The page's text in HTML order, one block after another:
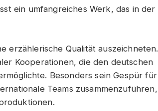
ein umfangreiches Werk, das in der
erzählerische Qualität auszeichneten.
Kooperationen, die den deutschen
Besonders sein Gespür für
Teams zusammenzuführen,